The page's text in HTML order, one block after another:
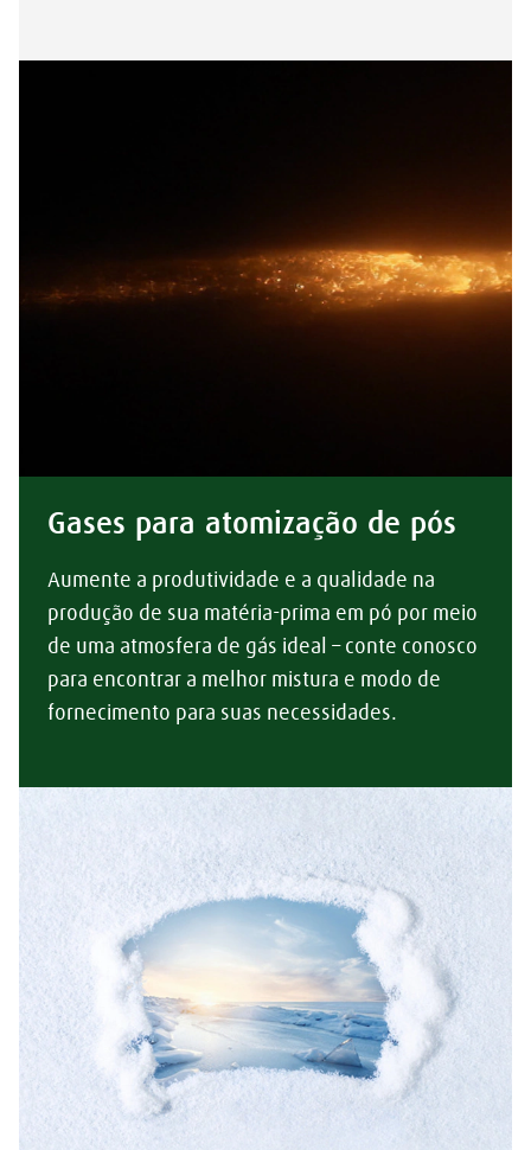
Gases para atomização de pós
Aumente a produtividade e a qualidade na
produção de sua matéria-prima em pó por meio
de uma atmosfera de gás ideal – conte conosco
para encontrar a melhor mistura e modo de
fornecimento para suas necessidades.